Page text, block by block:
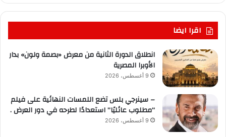
اقرا ايضا
انطلاق الدورة الثانية من معرض «بصمة ولون» بدار
الأوبرا المصرية
9 أغسطس، 2026
– سينرجي بلس تضع اللمسات النهائية على فيلم
“مطلوب عائليًا” استعدادًا لطرحه في دور العرض .
9 أغسطس، 2026